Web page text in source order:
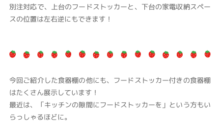
別注対応で、上台のフードストッカーと、下台の家電収納スペー
スの位置は左右逆にもできます！
今回ご紹介した食器棚の他にも、フードストッカー付きの食器棚
はたくさん展示しています！
最近は、「キッチンの隙間にフードストッカーを」という方もい
らっしゃるほどに。